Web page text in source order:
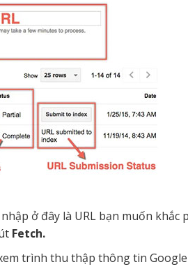
ở đây là URL bạn muốn khắc
Fetch.
trình thu thập thông tin